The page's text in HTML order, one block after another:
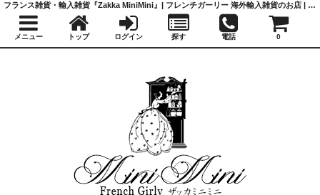
フランス雑貨・輸入雑貨『Zakka MiniMini』| フレンチガーリー 海外輸入雑貨のお店 | かわいい雑貨 | 蚤の市 | アンティーク
メニュー トップ ログイン 探す 電話 0